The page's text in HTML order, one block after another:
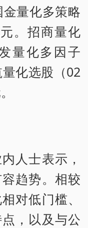
量化多策略
。招商量化
量化多因子
量化选股（02
人士表示，
趋势。相较
对低门槛、
，以及与公